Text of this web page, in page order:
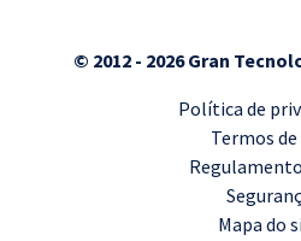
ALE AM - Assembleia Legislativa
Conhecimentos Específicos para
R$ 231,92à
ou 12x de R$
Economize R$
© 2012 - 2026 Gran
Política de
Termos de
Mapa do